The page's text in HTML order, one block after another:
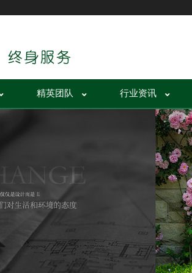
精英团队 行业资讯